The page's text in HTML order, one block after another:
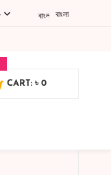
বাংলা
পণ্য ভেঙে গেছে নষ্ট
CART: ৳ 0